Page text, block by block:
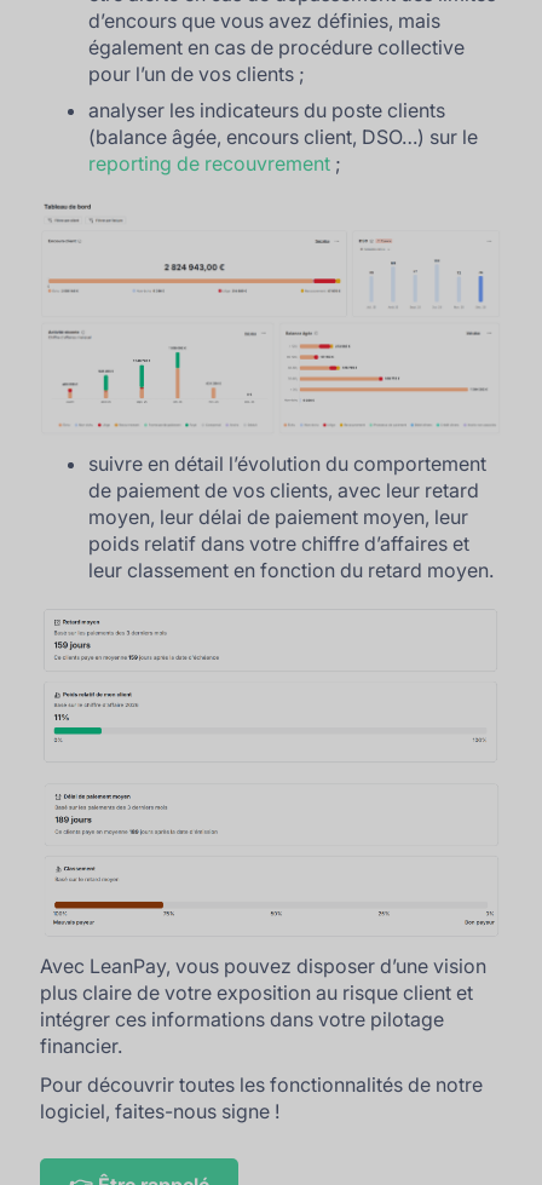
d’encours que vous avez définies, mais
également en cas de procédure collective
pour l’un de vos clients ;
analyser les indicateurs du poste clients
(balance âgée, encours client, DSO…) sur le
reporting de recouvrement ;
suivre en détail l’évolution du comportement
de paiement de vos clients, avec leur retard
moyen, leur délai de paiement moyen, leur
poids relatif dans votre chiffre d’affaires et
leur classement en fonction du retard moyen.
Avec LeanPay, vous pouvez disposer d’une vision
plus claire de votre exposition au risque client et
intégrer ces informations dans votre pilotage
financier.
Pour découvrir toutes les fonctionnalités de notre
logiciel, faites-nous signe !